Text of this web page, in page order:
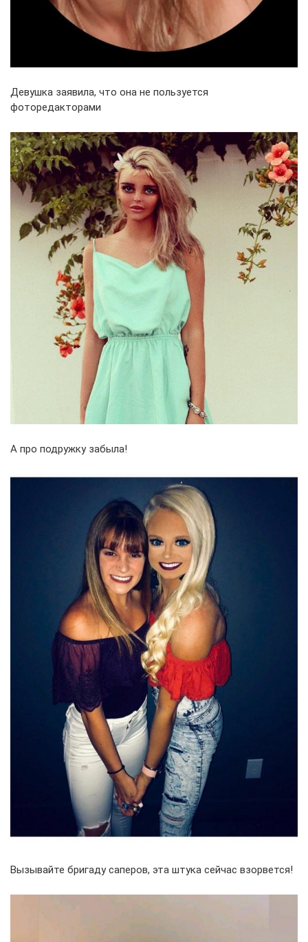
Девушка заявила, что она не пользуется
фоторедакторами
А про подружку забыла!
Вызывайте бригаду саперов, эта штука сейчас взорвется!